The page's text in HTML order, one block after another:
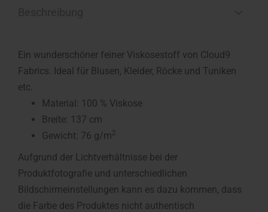
Ein wunderschöner feiner Viskosestoff von Cloud9
Fabrics. Ideal für Blusen, Kleider, Röcke und Tuniken
etc.
Material: 100 % Viskose
Breite: 137 cm
Gewicht: 76 g/m2
Aufgrund der Lichtverhältnisse bei der
Produktfotografie und unterschiedlichen
Bildschirmeinstellungen kann es dazu kommen, dass
die Farbe des Produktes nicht authentisch